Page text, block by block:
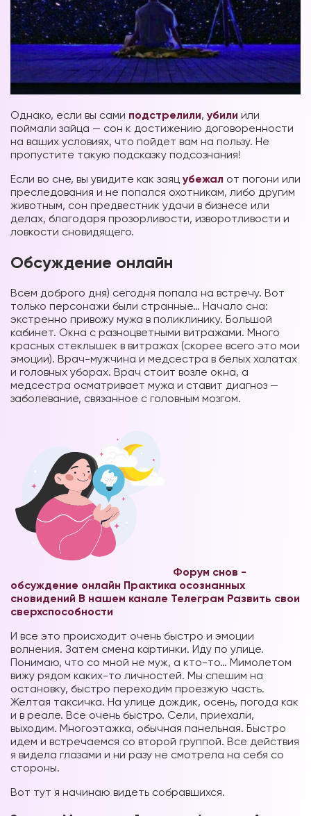
Однако, если вы сами подстрелили, убили или
поймали зайца — сон к достижению договоренности
на ваших условиях, что пойдет вам на пользу. Не
пропустите такую подсказку подсознания!
Если во сне, вы увидите как заяц убежал от погони или
преследования и не попался охотникам, либо другим
животным, сон предвестник удачи в бизнесе или
делах, благодаря прозорливости, изворотливости и
ловкости сновидящего.
Обсуждение онлайн
Всем доброго дня) сегодня попала на встречу. Вот
только персонажи были странные… Начало сна:
экстренно привожу мужа в поликлинику. Большой
кабинет. Окна с разноцветными витражами. Много
красных стеклышек в витражах (скорее всего это мои
эмоции). Врач-мужчина и медсестра в белых халатах
и головных уборах. Врач стоит возле окна, а
медсестра осматривает мужа и ставит диагноз —
заболевание, связанное с головным мозгом.
Форум снов -
обсуждение онлайн Практика осознанных
сновидений В нашем канале Телеграм Развить свои
сверхспособности
И все это происходит очень быстро и эмоции
волнения. Затем смена картинки. Иду по улице.
Понимаю, что со мной не муж, а кто-то… Мимолетом
вижу рядом каких-то личностей. Мы спешим на
остановку, быстро переходим проезжую часть.
Желтая таксичка. На улице дождик, осень, погода как
и в реале. Все очень быстро. Сели, приехали,
выходим. Многоэтажка, обычная панельная. Быстро
идем и встречаемся со второй группой. Все действия
я видела глазами и ни разу не смотрела на себя со
стороны.
Вот тут я начинаю видеть собравшихся.